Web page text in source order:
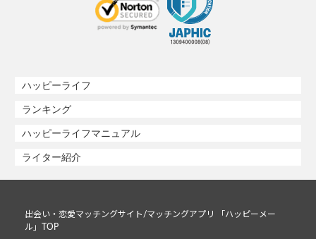
ハッピーライフ
ランキング
ハッピーライフマニュアル
ライター紹介
出会い・恋愛マッチングサイト/マッチングアプリ 「ハッピーメー
ル」TOP